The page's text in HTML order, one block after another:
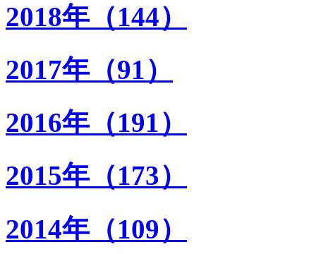
2018年（144）
2017年（91）
2016年（191）
2015年（173）
2014年（109）